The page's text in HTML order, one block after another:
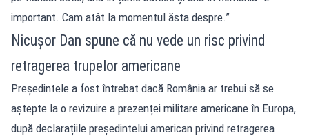
important. Cam atât la momentul ăsta despre.”
Nicușor Dan spune că nu vede un risc privind
retragerea trupelor americane
Președintele a fost întrebat dacă România ar trebui să se
aștepte la o revizuire a prezenței militare americane în Europa,
după declarațiile președintelui american privind retragerea